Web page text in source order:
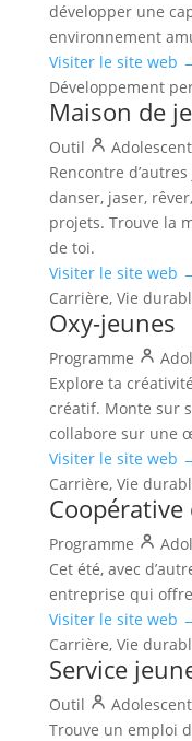
développer une
environnement
Visiter le site web
Développement
Maison de
Outil
Rencontre
danser, jaser,
projets. Trouve la
de toi.
Visiter le site web
Carrière, Vie
Oxy-jeunes
Programme
Explore ta
créatif. Monte sur
collabore sur une
Visiter le site web
Carrière, Vie
Coopérative
Programme
Cet été, avec
entreprise qui
Visiter le site web
Carrière, Vie
Service
Outil
Trouve un emploi